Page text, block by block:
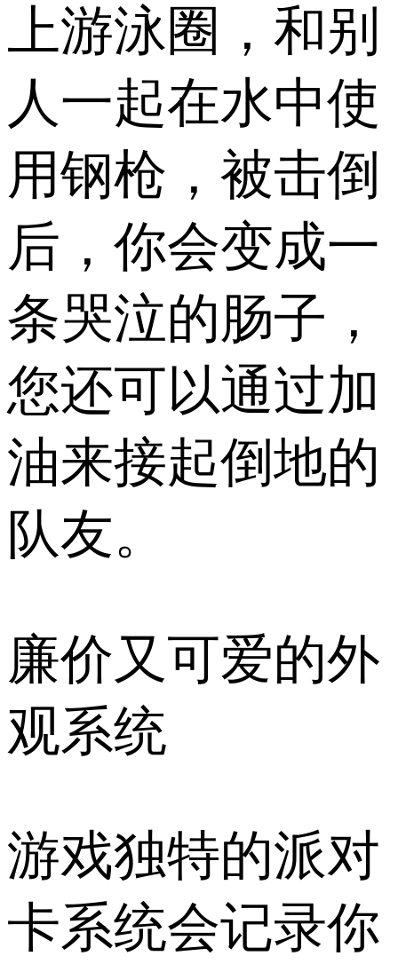
上游泳圈，和别
人一起在水中使
用钢枪，被击倒
后，你会变成一
条哭泣的肠子，
您还可以通过加
油来接起倒地的
队友。
廉价又可爱的外
观系统
游戏独特的派对
卡系统会记录你